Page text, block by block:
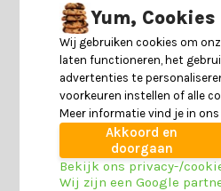
Glasgow loungestoel tuin |
wicker + aluminium |
Blended Grey
4 reviews
Deliverytime
6
Yum, Cookies
Wij gebruiken cookies om
laten functioneren, het
advertenties te
voorkeuren instellen of alle
Meer informatie vind je in ons
Akkoord en
doorgaan
Bekijk ons privacy-/
Wij zijn een Google